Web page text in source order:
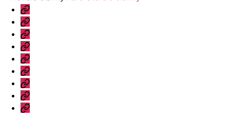
príspevkov
Úvod
Ponuka
Katalóg
Vzorový
dom
Informácie
Naše
výhody
Blog
Otázky
a
Kontakt